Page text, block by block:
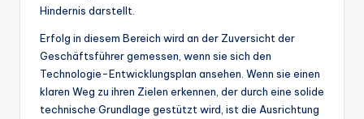
Hindernis darstellt.
Erfolg in diesem Bereich wird an der Zuversicht der
Geschäftsführer gemessen, wenn sie sich den
Technologie-Entwicklungsplan ansehen. Wenn sie einen
klaren Weg zu ihren Zielen erkennen, der durch eine solide
technische Grundlage gestützt wird, ist die Ausrichtung